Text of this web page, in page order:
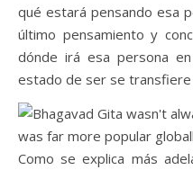
qué estará pensando esa
último pensamiento y
dónde irá esa persona
estado de ser se transfiere
Como se explica más